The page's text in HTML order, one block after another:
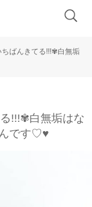
ちばんきてる!!!✾白無垢
!!!✾白無垢はな
です♡♥